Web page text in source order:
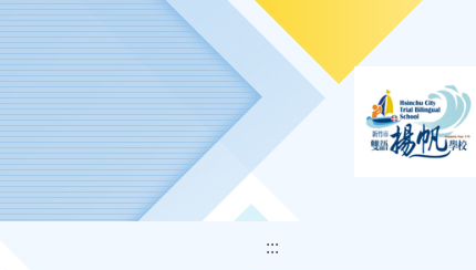
移至網頁之主要內容區位置
:::